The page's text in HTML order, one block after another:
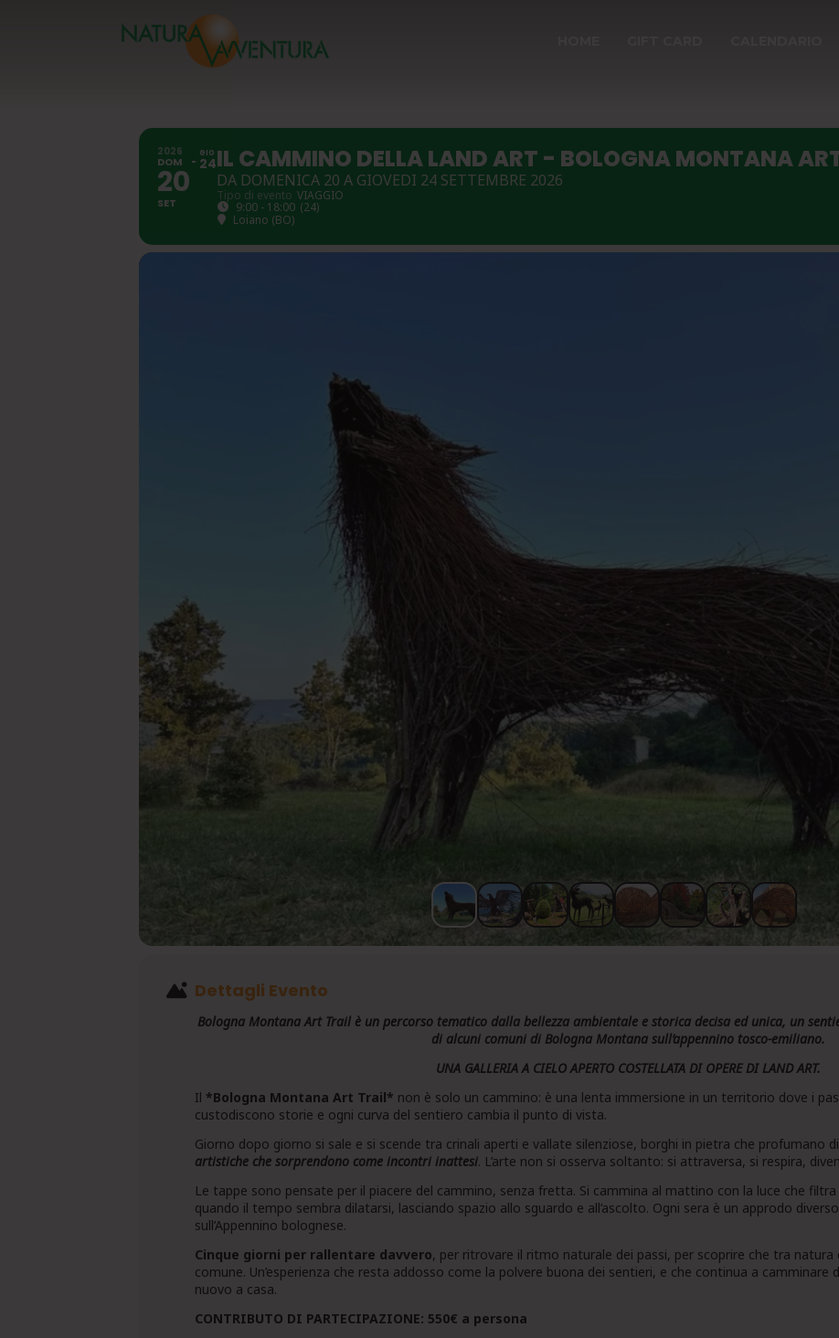
2026
DOM
20
SET
GIO
24IL CAMMINO DELLA LAND ART - BOLOGNA MONTANA
DA DOMENICA 20 A GIOVEDI 24 SETTEMBRE 2026
Tipo di evento VIAGGIO
9:00 - 18:00 (24)
Loiano (BO)
Dettagli Evento
Bologna Montana Art Trail è un percorso tematico dalla bellezza ambientale e storica decisa ed unica, un
di alcuni comuni di Bologna Montana sull’appennino tosco-emiliano.
UNA GALLERIA A CIELO APERTO COSTELLATA DI OPERE DI LAND ART.
Il *Bologna Montana Art Trail* non è solo un cammino: è una lenta immersione in un territorio dove i
custodiscono storie e ogni curva del sentiero cambia il punto di vista.
Giorno dopo giorno si sale e si scende tra crinali aperti e vallate silenziose, borghi in pietra che profumano
artistiche che sorprendono come incontri inattesi. L’arte non si osserva soltanto: si attraversa, si respira,
Le tappe sono pensate per il piacere del cammino, senza fretta. Si cammina al mattino con la luce che
quando il tempo sembra dilatarsi, lasciando spazio allo sguardo e all’ascolto. Ogni sera è un approdo
sull’Appennino bolognese.
Cinque giorni per rallentare davvero, per ritrovare il ritmo naturale dei passi, per scoprire che tra
comune. Un’esperienza che resta addosso come la polvere buona dei sentieri, e che continua a camminare
nuovo a casa.
CONTRIBUTO DI PARTECIPAZIONE: 550€ a persona